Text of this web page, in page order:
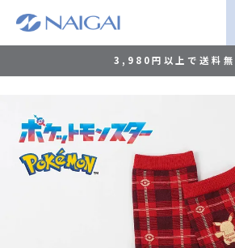
3,980円以上で送料無